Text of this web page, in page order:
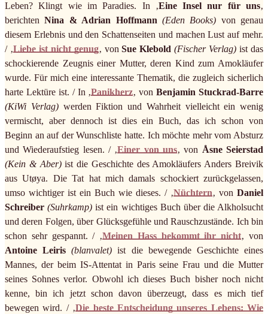
Leben? Klingt wie im Paradies. In ‚Eine Insel nur für uns‚
berichtenNina & Adrian Hoffmann (Eden Books) von genau
diesem Erlebnis und den Schattenseiten und machen Lust auf mehr.
/ ‚Liebe ist nicht genug‚ vonSue Klebold(Fischer Verlag) ist das
schockierende Zeugnis einer Mutter, deren Kind zum Amokläufer
wurde. Für mich eine interessante Thematik, die zugleich sicherlich
harte Lektüre ist. / In ‚Panikherz‚ vonBenjamin Stuckrad-Barre
(KiWi Verlag)werden Fiktion und Wahrheit vielleicht ein wenig
vermischt, aber dennoch ist dies ein Buch, das ich schon von
Beginn an auf der Wunschliste hatte. Ich möchte mehr vom Absturz
und Wiederaufstieg lesen. / ‚Einer von uns‚ von Åsne Seierstad
(Kein & Aber)ist die Geschichte des Amokläufers Anders Breivik
aus Utøya. Die Tat hat mich damals schockiert zurückgelassen,
umso wichtiger ist ein Buch wie dieses. / ‚Nüchtern‚ von Daniel
Schreiber (Suhrkamp) ist ein wichtiges Buch über die Alkholsucht
und deren Folgen, über Glücksgefühle und Rauschzustände. Ich bin
schon sehr gespannt. / ‚Meinen Hass bekommt ihr nicht‚ von
Antoine Leiris (blanvalet)ist die bewegende Geschichte eines
Mannes, der beim IS-Attentat in Paris seine Frau und die Mutter
seines Sohnes verlor. Obwohl ich dieses Buch bisher noch nicht
kenne, bin ich jetzt schon davon überzeugt, dass es mich tief
bewegen wird. / ‚Die beste Entscheidung unseres Lebens: Wie